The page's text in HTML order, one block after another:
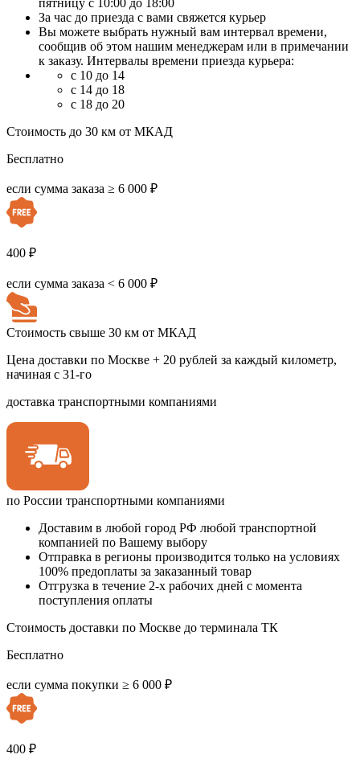
За час до приезда с вами свяжется курьер
Вы можете выбрать нужный вам интервал времени,
сообщив об этом нашим менеджерам или в примечании
к заказу. Интервалы времени приезда курьера:
с 10 до 14
с 14 до 18
с 18 до 20
Стоимость до 30 км от МКАД
Бесплатно
если сумма заказа ≥ 6 000 ₽
400 ₽
если сумма заказа < 6 000 ₽
Стоимость свыше 30 км от МКАД
Цена доставки по Москве + 20 рублей за каждый километр,
начиная с 31-го
доставка транспортными компаниями
по России транспортными компаниями
Доставим в любой город РФ любой транспортной
компанией по Вашему выбору
Отправка в регионы производится только на условиях
100% предоплаты за заказанный товар
Отгрузка в течение 2-х рабочих дней с момента
поступления оплаты
Стоимость доставки по Москве до терминала ТК
Бесплатно
если сумма покупки ≥ 6 000 ₽
400 ₽